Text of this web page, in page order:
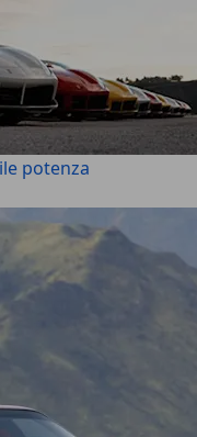
potenza